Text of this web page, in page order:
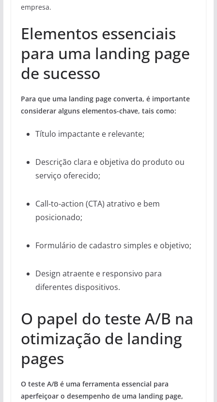
empresa.
Elementos essenciais
para uma landing page
de sucesso
Para que uma landing page converta, é importante
considerar alguns elementos-chave, tais como:
Título impactante e relevante;
Descrição clara e objetiva do produto ou
serviço oferecido;
Call-to-action (CTA) atrativo e bem
posicionado;
Formulário de cadastro simples e objetivo;
Design atraente e responsivo para
diferentes dispositivos.
O papel do teste A/B na
otimização de landing
pages
O teste A/B é uma ferramenta essencial para
aperfeiçoar o desempenho de uma landing page,